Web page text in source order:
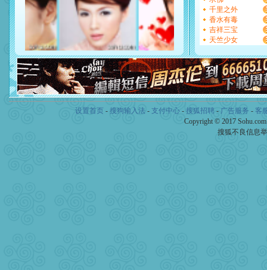
你是我专业！水晶之恋祝你
[元旦]
如果上天让我许三
起；二是再生再世和你在
离。水晶之恋祝你新年快乐
[元旦] 当我狠下心扭头离去
泣，这痛楚让我明白我多
卖了。水晶之恋祝你新年快
[春节]风柔雨润好月圆，半
颜！冬去春来似水如烟，
道一声平安！新年吉祥万事
[春节]传说薰衣草有四片叶
片叶子是希望，第三片叶
送你一棵薰衣草，愿你新年
千里之外
香水有毒
吉祥三宝
天竺少女
设置首页 - 搜狗输入法 - 支付中心- 搜狐招聘- 广告服务 - 客
Copyright © 2017
搜狐不良信息